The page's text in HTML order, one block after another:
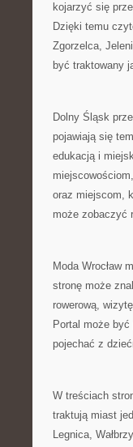
kojarzyć się
Dzięki temu
Zgorzelca,
być traktowany
Dolny Śląsk
pojawiają się
edukacją i
oraz miejscom,
może zobaczyć
Moda Wrocław
stronę może
rowerową,
Portal może
pojechać z
W treściach
traktują miast
Legnica,